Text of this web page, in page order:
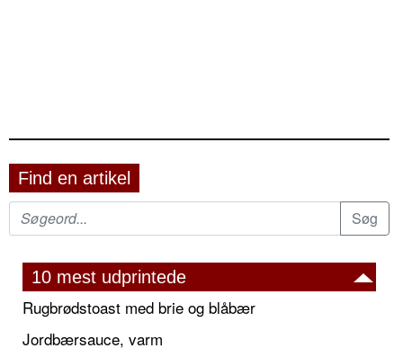
Find en artikel
10 mest udprintede
Rugbrødstoast med brie og blåbær
Jordbærsauce, varm